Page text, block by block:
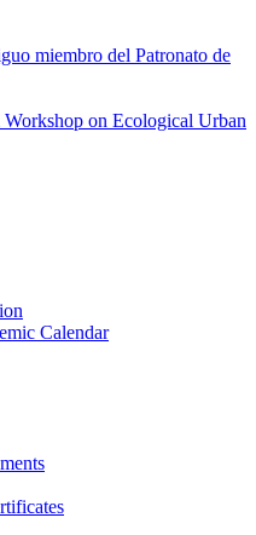
miembro del Patronato de
on Ecological Urban
Calendar